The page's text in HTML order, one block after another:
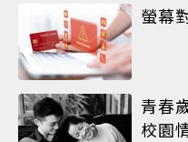
螢幕
青春
校園